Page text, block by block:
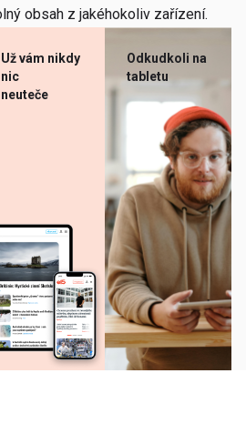
obsah z jakéhokoliv zařízení.
Už vám nikdy
nic
neuteče
Odkudkoli na
tabletu